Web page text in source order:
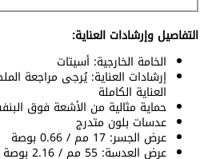
التفاصيل وإرشادات العناية:
الخامة الخارجية: أسيتات
إرشادات العناية: يُرجى مراجعة
العناية الكاملة
حماية مثالية من الأشعة فوق
عدسات بلون متدرج
عرض الجسر: 17 مم / 0.66 بوصة
عرض العدسة: 55 مم / 2.16 بوصة